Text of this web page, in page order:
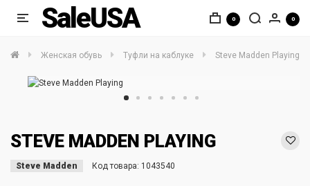
SaleUSA 0 0
Женская обувь Туфли на каблуке Steve Madden Playing
STEVE MADDEN PLAYING
Steve Madden Код товара: 1043540